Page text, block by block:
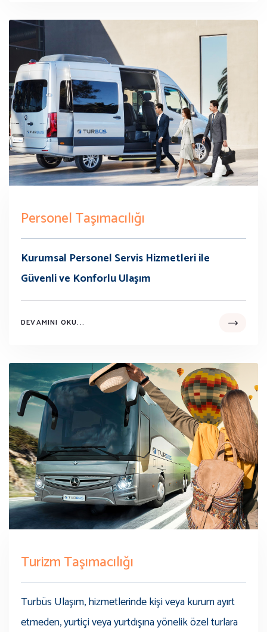
Personel Taşımacılığı
Kurumsal Personel Servis Hizmetleri ile
Güvenli ve Konforlu Ulaşım
DEVAMINI OKU...
Turizm Taşımacılığı
Turbüs Ulaşım, hizmetlerinde kişi veya kurum ayırt
etmeden, yurtiçi veya yurtdışına yönelik özel turlara